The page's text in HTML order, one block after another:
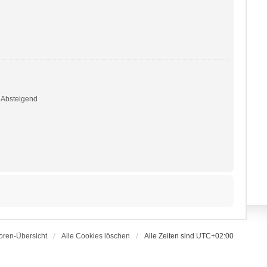
Absteigend
Übersicht Alle Cookies löschen Alle Zeiten sind UTC+02:00